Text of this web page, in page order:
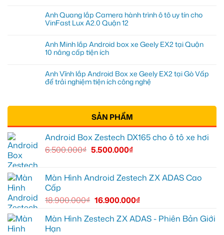
Anh Quang lắp Camera hành trình ô tô uy tín cho
VinFast Lux A2.0 Quận 12
Anh Minh lắp Android box xe Geely EX2 tại Quận
10 nâng cấp tiện ích
Anh Vĩnh lắp Android Box xe Geely EX2 tại Gò Vấp
để trải nghiệm tiện ích công nghệ
SẢN PHẨM
Android Box Zestech DX165 cho ô tô xe hơi
6.500.000₫ 5.500.000₫
Màn Hình Android Zestech ZX ADAS Cao
Cấp
18.900.000₫ 16.900.000₫
Màn Hình Zestech ZX ADAS - Phiên Bản Giới
Hạn